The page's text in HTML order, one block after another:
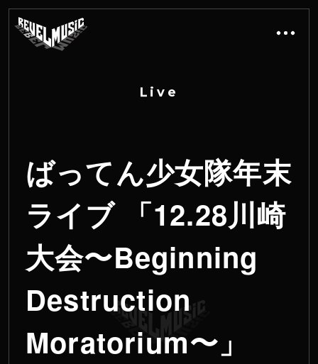
L i v e
ばってん少女隊年末
ライブ 「12.28川崎
大会〜Beginning
Destruction
Moratorium〜」